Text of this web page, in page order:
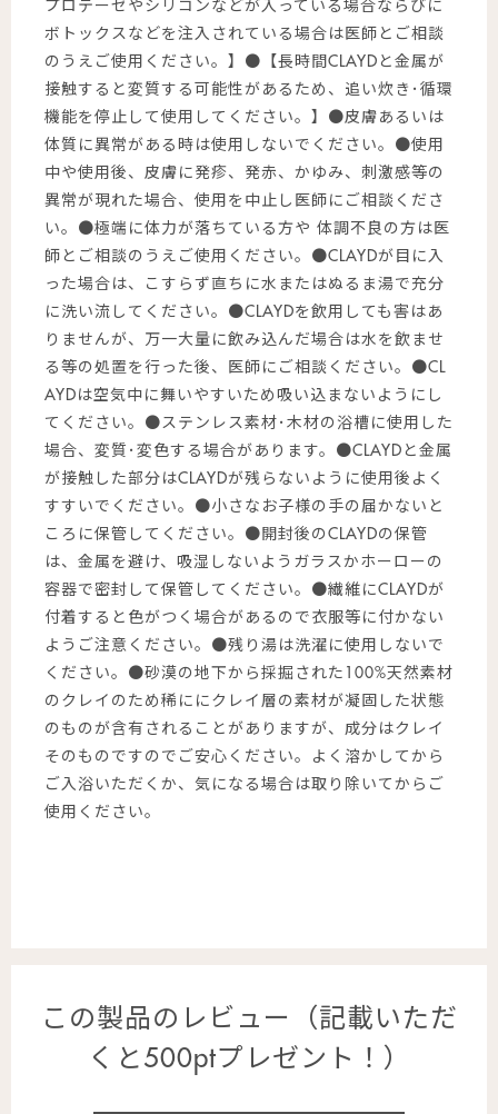
プロテーゼやシリコンなどが入っている場合ならびに
ボトックスなどを注入されている場合は医師とご相談
のうえご使用ください。】●【長時間CLAYDと金属が
接触すると変質する可能性があるため、追い炊き･循環
機能を停止して使用してください。】●皮膚あるいは
体質に異常がある時は使用しないでください。●使用
中や使用後、皮膚に発疹、発赤、かゆみ、刺激感等の
異常が現れた場合、使用を中止し医師にご相談くださ
い。●極端に体力が落ちている方や 体調不良の方は医
師とご相談のうえご使用ください。●CLAYDが目に入
った場合は、こすらず直ちに水またはぬるま湯で充分
に洗い流してください。●CLAYDを飲用しても害はあ
りませんが、万一大量に飲み込んだ場合は水を飲ませ
る等の処置を行った後、医師にご相談ください。●CL
AYDは空気中に舞いやすいため吸い込まないようにし
てください。●ステンレス素材･木材の浴槽に使用した
場合、変質･変色する場合があります。●CLAYDと金属
が接触した部分はCLAYDが残らないように使用後よく
すすいでください。●小さなお子様の手の届かないと
ころに保管してください。●開封後のCLAYDの保管
は、金属を避け、吸湿しないようガラスかホーローの
容器で密封して保管してください。●繊維にCLAYDが
付着すると色がつく場合があるので衣服等に付かない
ようご注意ください。●残り湯は洗濯に使用しないで
ください。●砂漠の地下から採掘された100%天然素材
のクレイのため稀ににクレイ層の素材が凝固した状態
のものが含有されることがありますが、成分はクレイ
そのものですのでご安心ください。よく溶かしてから
ご入浴いただくか、気になる場合は取り除いてからご
使用ください。
この製品のレビュー（記載いただ
くと500ptプレゼント！）